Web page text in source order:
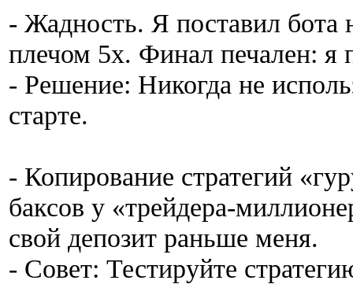
- Жадность. Я поставил
плечом 5х. Финал печален: я
- Решение: Никогда не
старте.
- Копирование стратегий
баксов у «трейдера-
свой депозит раньше меня.
- Совет: Тестируйте